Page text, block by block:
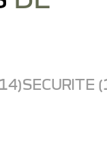
SECURITE